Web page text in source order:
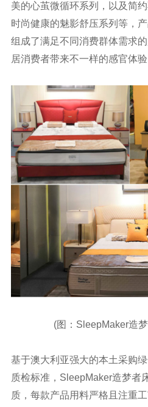
美的心茧微循环系列，以及简
时尚健康的魅影舒压系列等，
组成了满足不同消费群体需求
居消费者带来不一样的感官体验
(图：SleepMaker造
基于澳大利亚强大的本土采购
质检标准，SleepMaker造梦者
质，每款产品用料严格且注重